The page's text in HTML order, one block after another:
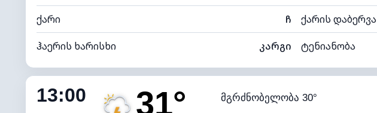
ქარი ჩ ქარის დაბერვა
ჰაერის ხარისხი კარგი ტენიანობა
შიდა ტენიანობა 42% (ოდნავ მშრალი) ღრუბლიანობა
ნამის წერტილი 15°C ხილვადობა
13:00 31° მგრძნობელობა 30°